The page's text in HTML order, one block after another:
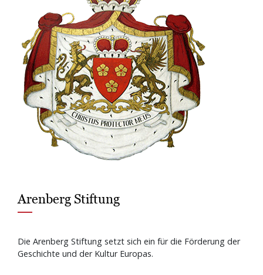
Arenberg Stiftung
Die Arenberg Stiftung setzt sich ein für die Förderung der
Geschichte und der Kultur Europas.